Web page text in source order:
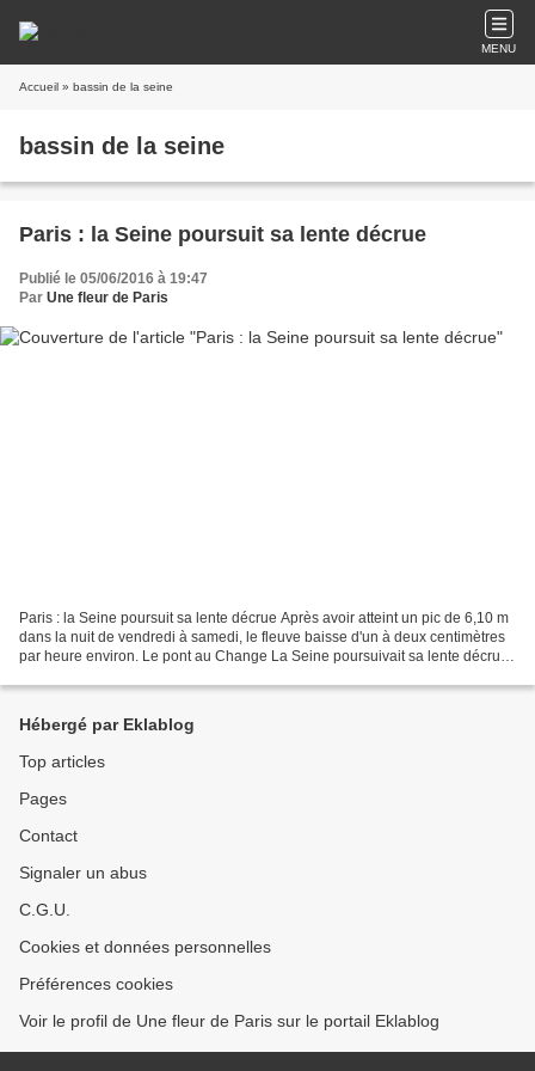
MENU
Accueil » bassin de la seine
bassin de la seine
Paris : la Seine poursuit sa lente décrue
Publié le 05/06/2016 à 19:47
Par Une fleur de Paris
Paris : la Seine poursuit sa lente décrue Après avoir atteint un pic de 6,10 m
dans la nuit de vendredi à samedi, le fleuve baisse d'un à deux centimètres
par heure environ. Le pont au Change La Seine poursuivait sa lente décrue
Hébergé par Eklablog
Top articles
Pages
Contact
Signaler un abus
C.G.U.
Cookies et données personnelles
Préférences cookies
Voir le profil de Une fleur de Paris sur le portail Eklablog